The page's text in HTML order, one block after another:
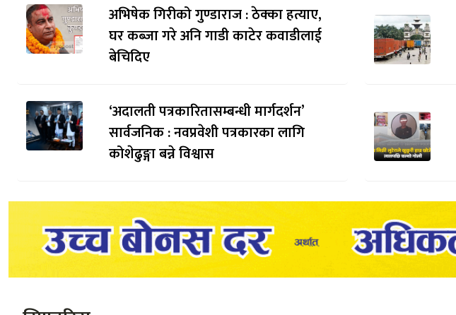
अभिषेक गिरीको गुण्डाराज : ठेक्का हत्याए,
घर कब्जा गरे अनि गाडी काटेर कवाडीलाई
बेचिदिए
‘अदालती पत्रकारितासम्बन्धी मार्गदर्शन’
सार्वजनिक : नवप्रवेशी पत्रकारका लागि
कोशेढुङ्गा बन्ने विश्वास